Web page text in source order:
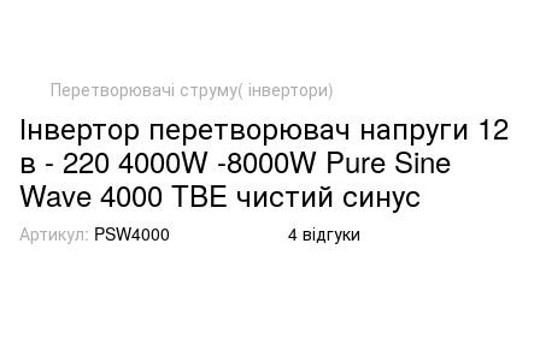
Перетворювачі струму( інвертори)
Інвертор перетворювач напруги 12
в - 220 4000W -8000W Pure Sine
Wave 4000 TBE чистий синус
Артикул: PSW4000 4 відгуки